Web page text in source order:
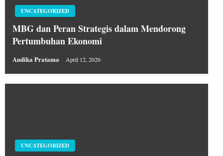
UNCATEGORIZED
MBG dan Peran Strategis dalam Mendorong
Pertumbuhan Ekonomi
Andika Pratama April 12, 2026
UNCATEGORIZED